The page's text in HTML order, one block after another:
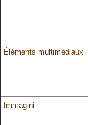
Éléments multimédiaux
Immagini